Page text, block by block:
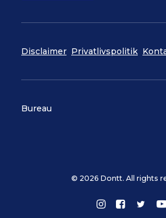
Disclaimer Privatlivspolitik
Bureau
© 2026 Dontt. All rights